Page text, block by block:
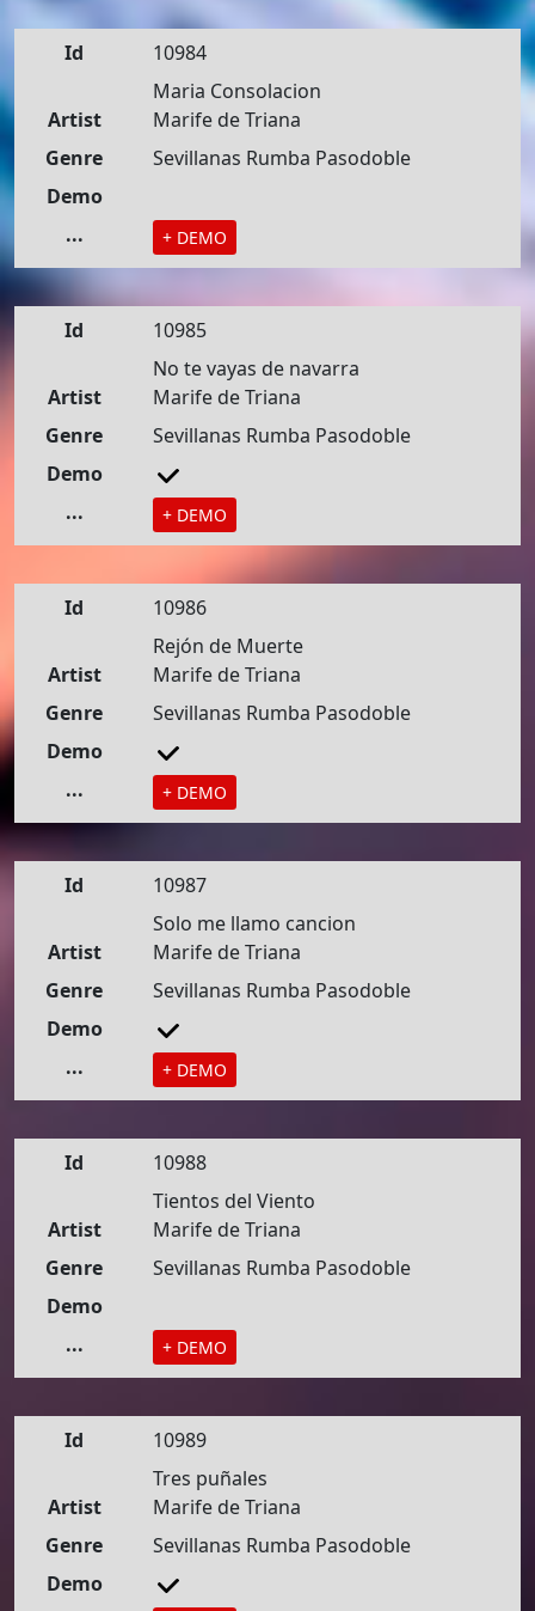
Id
10984
Maria Consolacion
Artist
Marife de Triana
Genre
Sevillanas Rumba Pasodoble
Demo
...
+ DEMO
Id
10985
No te vayas de navarra
Artist
Marife de Triana
Genre
Sevillanas Rumba Pasodoble
Demo
...
+ DEMO
Id
10986
Rejón de Muerte
Artist
Marife de Triana
Genre
Sevillanas Rumba Pasodoble
Demo
...
+ DEMO
Id
10987
Solo me llamo cancion
Artist
Marife de Triana
Genre
Sevillanas Rumba Pasodoble
Demo
...
+ DEMO
Id
10988
Tientos del Viento
Artist
Marife de Triana
Genre
Sevillanas Rumba Pasodoble
Demo
...
+ DEMO
Id
10989
Tres puñales
Artist
Marife de Triana
Genre
Sevillanas Rumba Pasodoble
Demo